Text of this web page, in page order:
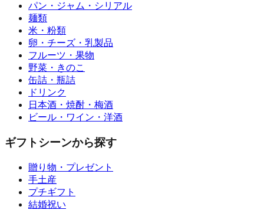
パン・ジャム・シリアル
麺類
米・粉類
卵・チーズ・乳製品
フルーツ・果物
野菜・きのこ
缶詰・瓶詰
ドリンク
日本酒・焼酎・梅酒
ビール・ワイン・洋酒
ギフトシーンから探す
贈り物・プレゼント
手土産
プチギフト
結婚祝い